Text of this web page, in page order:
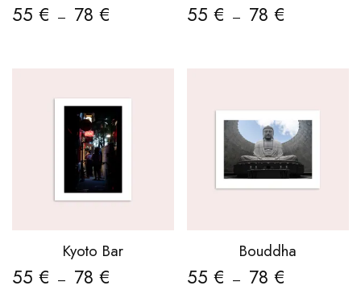
55 € – 78 € 55€ – 78€
Kyoto Bar
55 € – 78 €
Bouddha
55€ – 78€